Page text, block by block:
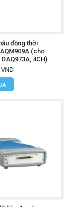
đồng thời
(cho
4CH)
VND